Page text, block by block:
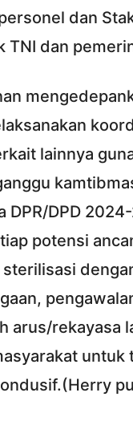
dan
TNI dan
lainnya
DPR/DPD
potensi
arus/rekayasa